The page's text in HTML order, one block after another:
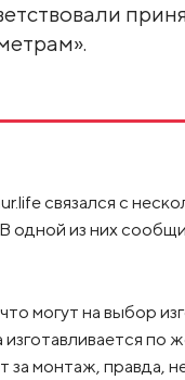
связался с
одной из них
могут на выбор
по
за монтаж, правда,